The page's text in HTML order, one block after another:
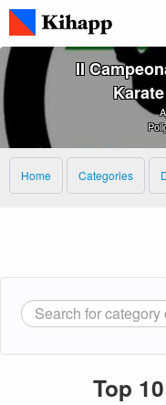
II
Home Categories
Top